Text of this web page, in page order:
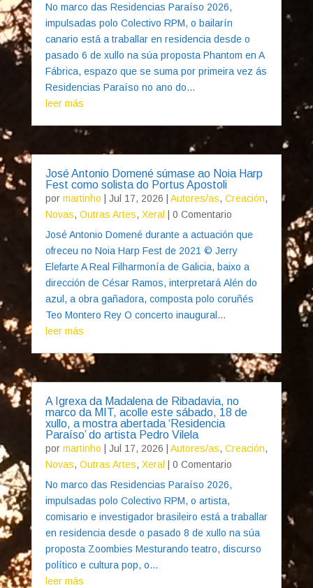
No marco das Residencias Paraíso 2026,
impulsadas polo Colectivo RPM, o bailarín
canario está a traballar en residencia desde o
pasado 6 de xullo na súa proposta Phantom en A
Fábrica, espazo que se suma por primeira vez ás
Residencias Paraíso no ano do...
leer más
José Antonio Domené súmase ao Noia Harp
Fest como solista do Portus Apostoli
por martinho Jul 17, 2026 Autores/as, Creación,
Novas, Outras Artes, Xeral
| 0 Comentario
José Antonio Domené durante a actuación que
ofreceu no Noia Harp Fest de 2021 © Jerry
Elefarte A Real Filharmonía de Galicia, baixo a
dirección de César Ramos, interpretará Alén do
azul, a obra gañadora, composta polo coruñés
Teo Montero Rey O concerto inaugural...
leer más
A Igrexa da Madalena de Ribadavia, no
marco da MIT, acolle este sábado, 18 de
xullo, a mostra abertada ‘Residencia
Paraíso’ do artista Pedro Vilela
por martinho Jul 17, 2026 Autores/as, Creación,
Novas, Outras Artes, Xeral
| 0 Comentario
No marco das Residencias Paraíso 2026,
impulsadas polo Colectivo RPM, o artista,
comisario e investigador brasileiro está a traballar
en residencia desde o pasado 8 de xullo na súa
proposta Zoombies Mesturando teatro, discurso
político e cultura pop, o...
leer más